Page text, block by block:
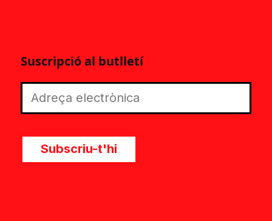
Suscripció al butlletí
Subscriu-t'hi